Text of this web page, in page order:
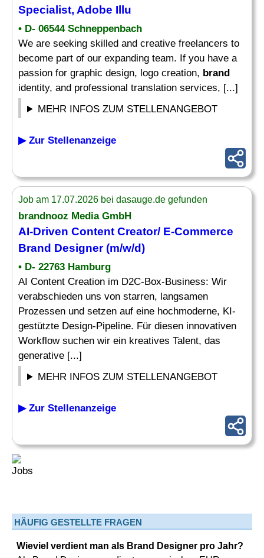
Specialist, Adobe Illu
• D- 06544 Schneppenbach
We are seeking skilled and creative freelancers to
become part of our expanding team. If you have a
passion for graphic design, logo creation, brand
identity, and professional translation services, [...]
MEHR INFOS ZUM STELLENANGEBOT
▶ Zur Stellenanzeige
Job am 17.07.2026 bei dasauge.de gefunden
brandnooz Media GmbH
AI-Driven Content Creator/ E-Commerce
Brand Designer(m/w/d)
• D- 22763 Hamburg
AI Content Creation im D2C-Box-Business: Wir
verabschieden uns von starren, langsamen
Prozessen und setzen auf eine hochmoderne, KI-
gestützte Design-Pipeline. Für diesen innovativen
Workflow suchen wir ein kreatives Talent, das
generative [...]
MEHR INFOS ZUM STELLENANGEBOT
▶ Zur Stellenanzeige
HÄUFIG GESTELLTE FRAGEN
Wieviel verdient man als Brand Designer pro Jahr?